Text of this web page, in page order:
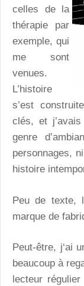
celles de la
thérapie par
exemple, qui
me sont
venues.
L’histoire
s’est
clés, et
genre
personnages,
histoire
Peu de texte,
marque de
Peut-être, j‘ai
beaucoup à
lecteur